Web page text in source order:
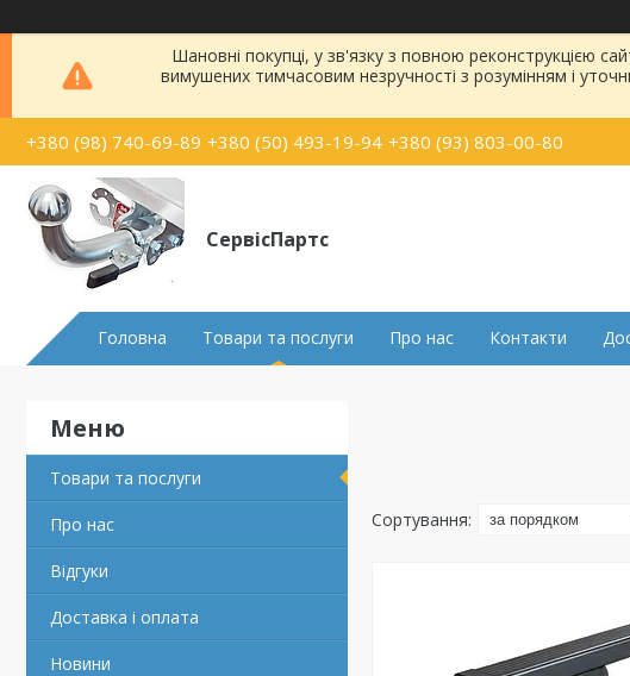
Шановні покупці, у зв'язку з повною реконструкцією
вимушених тимчасовим незручності з розумінням і
+380 (98) 740-69-89 +380 (50) 493-19-94 +380 (93) 803-00-80
СервісПартс
Головна Товари та послуги Про нас Контакти
Товари та послуги
Про нас
Відгуки
Доставка і оплата
Новини